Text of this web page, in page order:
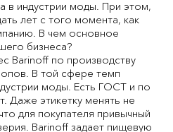
в индустрии моды. При этом,
лет с того момента, как
В чем основное
бизнеса?
Barinoff по производству
В той сфере темп
моды. Есть ГОСТ и по
Даже этикетку менять не
для покупателя привычный
Barinoff задает пищевую